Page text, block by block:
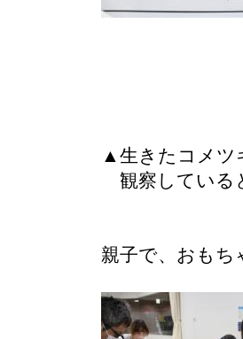
▲生きたコメツ
観察している
親子で、おもち